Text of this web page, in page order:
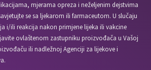
mjerama opreza i neželjenim dejstvima
se sa ljekarom ili farmaceutom. U slučaju
i/ili reakcija nakon primjene lijeka ili vakcine
ovlaštenom zastupniku proizvođača u Vašoj
ili nadležnoj Agenciji za lijekove i